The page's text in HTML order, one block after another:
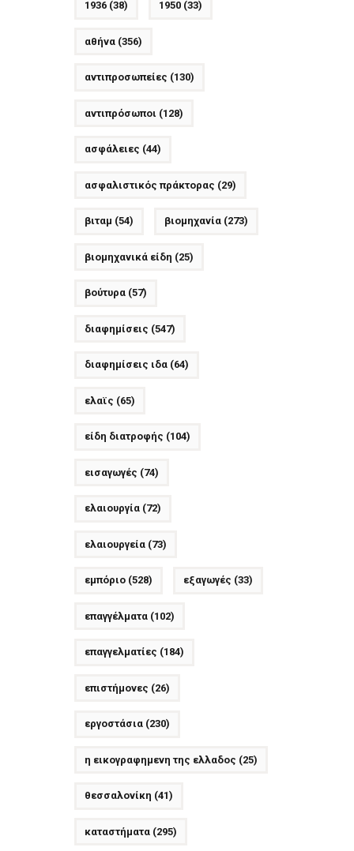
1936(38) 1950(33)
αθήνα(356)
αντιπροσωπείες (130)
αντιπρόσωποι (128)
ασφάλειες (44)
ασφαλιστικός πράκτορας (29)
βιταμ (54) βιομηχανία(273)
βιομηχανικά είδη (25)
βούτυρα(57)
διαφημίσεις (547)
διαφημίσεις ιδα(64)
ελαϊς (65)
είδη διατροφής (104)
εισαγωγές (74)
ελαιουργία(72)
ελαιουργεία(73)
εμπόριο(528) εξαγωγές (33)
επαγγέλματα(102)
επαγγελματίες (184)
επιστήμονες (26)
εργοστάσια(230)
η εικογραφημενη της ελλαδος (25)
θεσσαλονίκη (41)
καταστήματα(295)